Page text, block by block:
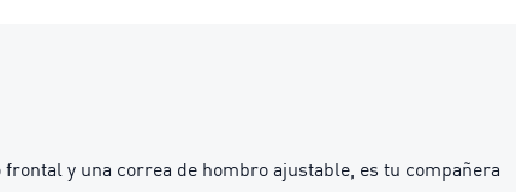
y una correa de hombro ajustable, es tu compañera